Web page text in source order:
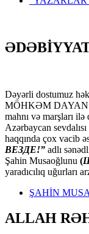
Dəyərli dostumuz
MÖHKƏM
mahnı və marşları
Azərbaycan
haqqında çox vacib
ВЕЗДЕ!” adlı
Şahin Musaoğlunu (
yaradıcılıq uğurları
ŞAHİN
ALLAH